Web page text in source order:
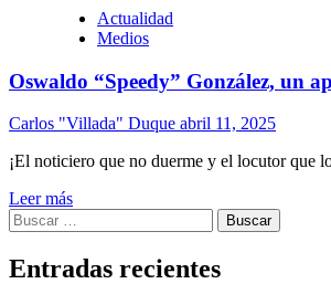
Actualidad
Medios
Oswaldo “Speedy” González, un
Carlos "Villada" Duque abril 11, 2025
¡El noticiero que no duerme y el locutor que
Leer más
Buscar:
Entradas recientes